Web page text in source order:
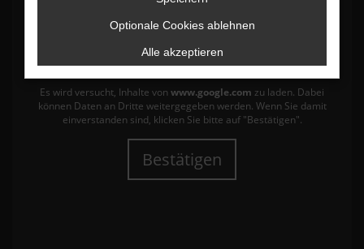
Es wird versucht, Inhalte von www.google.com zu laden. Dabei
können Daten an Dritte weitergegeben werden. Wenn Sie damit
einverstanden sind, klicken Sie bitte auf "Bestätigen".
Bestätigen
Optionale Cookies ablehnen
Alle akzeptieren